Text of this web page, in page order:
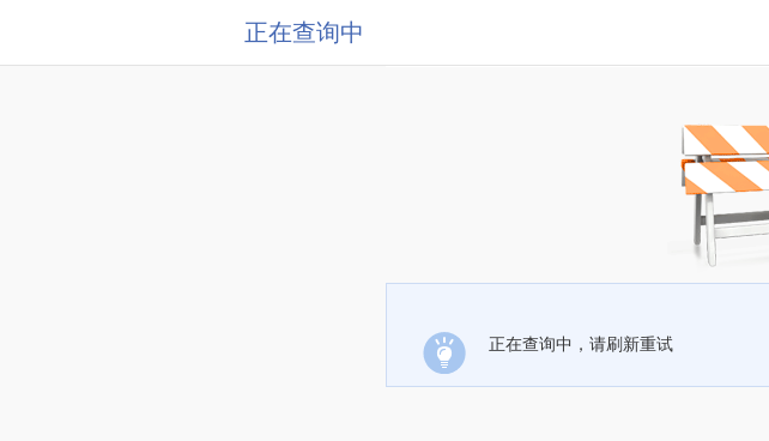
正在查询中
正在查询中，请刷新重试